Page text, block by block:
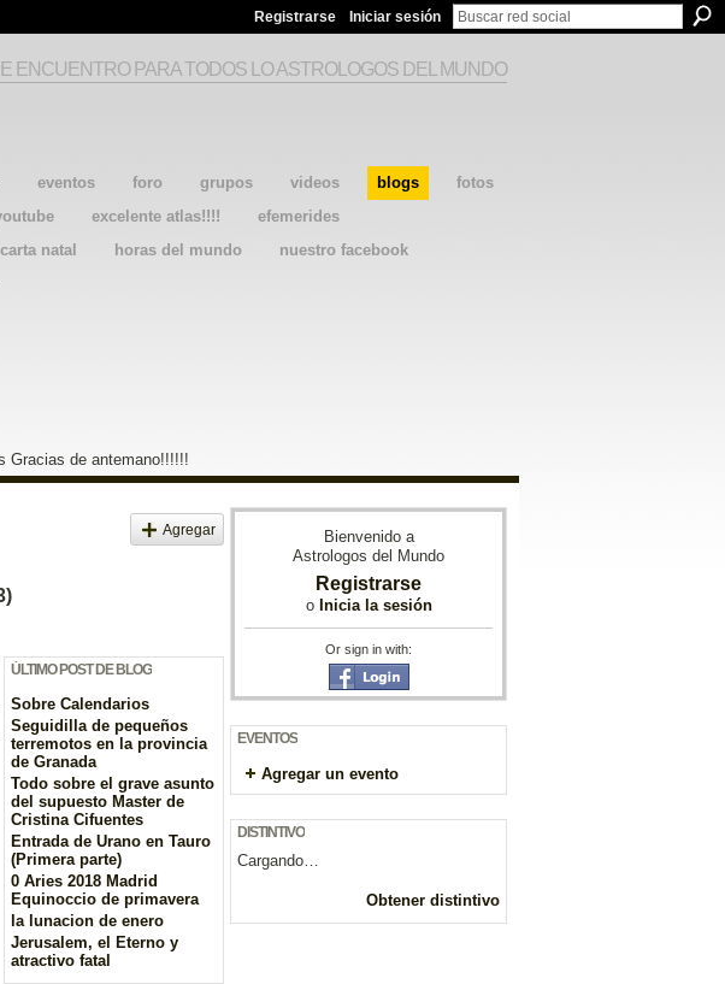
Registrarse Iniciar sesión
eventos foro grupos videos blogs
fotos
excelente atlas!!!!
efemerides
natal horas del mundo
nuestro facebook
ENCUENTRO PARA TODOS LO ASTROLOGOS DEL MUNDO
Gracias de antemano!!!!!!
Agregar
ÚLTIMO POST DE BLOG
Sobre Calendarios
Seguidilla de pequeños
terremotos en la provincia
de Granada
Todo sobre el grave asunto
del supuesto Master de
Cristina Cifuentes
Entrada de Urano en Tauro
(Primera parte)
0 Aries 2018 Madrid
Equinoccio de primavera
la lunacion de enero
Jerusalem, el Eterno y
atractivo fatal
Bienvenido a
Astrologos del Mundo
Registrarse
o Inicia la sesión
Or sign in with:
EVENTOS
Agregar un evento
DISTINTIVO
Cargando…
Obtener distintivo